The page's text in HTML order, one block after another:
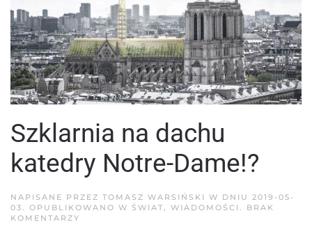
Szklarnia na dachu
katedry Notre-Dame!?
NAPISANE PRZEZ TOMASZ WARSIŃSKI W DNIU 2019-05-
03. OPUBLIKOWANO W ŚWIAT, WIADOMOŚCI . BRAK
KOMENTARZY